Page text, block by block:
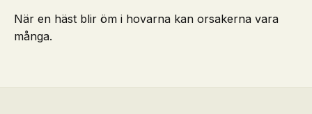
När en häst blir öm i hovarna kan orsakerna vara
många.